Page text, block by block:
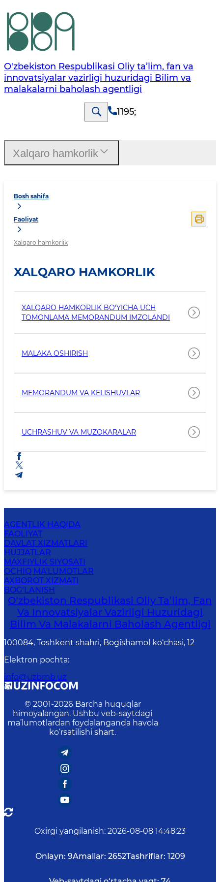
O'zbekiston Respublikasi Oliy ta’lim, fan va
innovatsiyalar vazirligi huzuridagi Bilim va
malakalarni baholash agentligi
1195;
Bosh sahifa
Faoliyat
Xalqaro hamkorlik
XALQARO HAMKORLIK
XALQARO HAMKORLIK BO‘YICHA UCH
TOMONLAMA MEMORANDUM IMZOLANDI
MALAKA OSHIRISH
MEMORANDUM VA KELISHUVLAR
UCHRASHUV VA MUZOKARALAR
Xalqaro hamkorlik
AGENTLIK HAQIDA
FAOLIYAT
DAVLAT XIZMATLARI
HUJJATLAR
MAXFIYLIK SIYOSATI
OCHIQ MA'LUMOTLAR
AXBOROT XIZMATI
BOG‘LANISH
O'zbekiston Respublikasi Oliy Ta’lim, Fan
Va Innovatsiyalar Vazirligi Huzuridagi
Bilim Va Malakalarni Baholash Agentligi
100084, Toshkent shahri, Bog`ishamol ko‘chasi, 12
Elektron pochta:
info@uzbmb.uz
© 2001-2026 Barcha huquqlar
himoyalangan. Ushbu veb-saytdagi
ma’lumotlardan foydalanganda havola
ko‘rsatilishi shart.
Oxirgi yangilanish: 2026-08-08 14:48:23
Onlayn: 9Amallar: 2652Tashriflar: 1209